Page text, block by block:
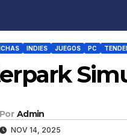
INDIES JUEGOS PC
Por Admin
NOV 14, 2025